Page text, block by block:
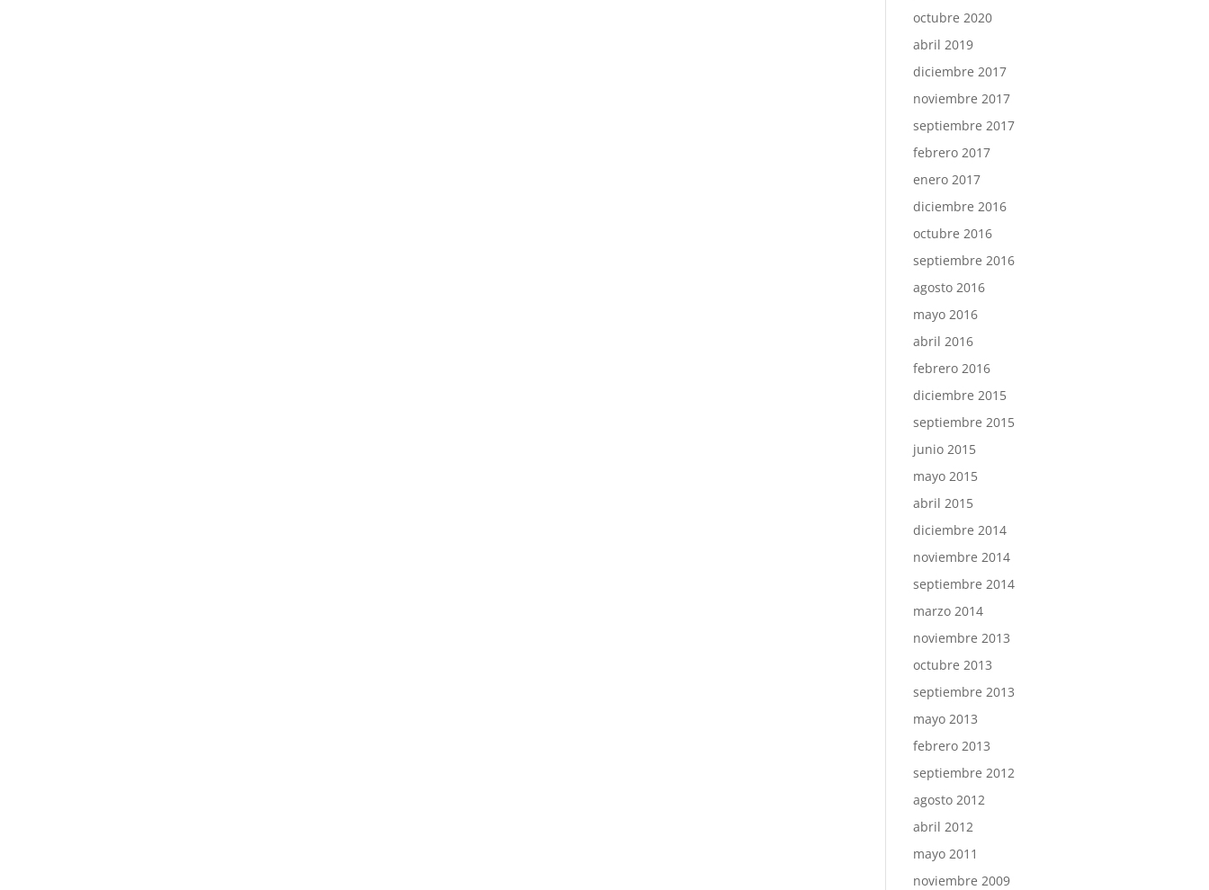
octubre 2020
abril 2019
diciembre 2017
noviembre 2017
septiembre 2017
febrero 2017
enero 2017
diciembre 2016
octubre 2016
septiembre 2016
agosto 2016
mayo 2016
abril 2016
febrero 2016
diciembre 2015
septiembre 2015
junio 2015
mayo 2015
abril 2015
diciembre 2014
noviembre 2014
septiembre 2014
marzo 2014
noviembre 2013
octubre 2013
septiembre 2013
mayo 2013
febrero 2013
septiembre 2012
agosto 2012
abril 2012
mayo 2011
noviembre 2009